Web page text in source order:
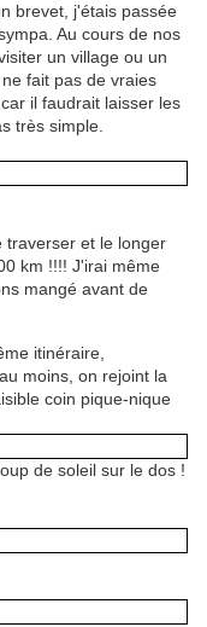
brevet, j'étais passée
Au cours de nos
un village ou un
fait pas de vraies
il faudrait laisser les
très simple.
traverser et le longer
km !!!! J'irai même
mangé avant de
itinéraire,
moins, on rejoint la
coin pique-nique
de soleil sur le dos !